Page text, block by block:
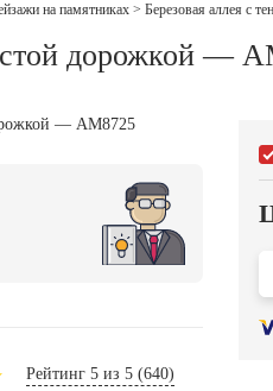
на памятниках > Березовая аллея с
дорожкой —
Рейтинг 5 из 5 (640)